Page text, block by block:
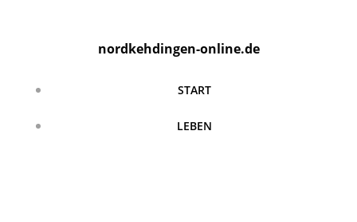
nordkehdingen-online.de
START
LEBEN